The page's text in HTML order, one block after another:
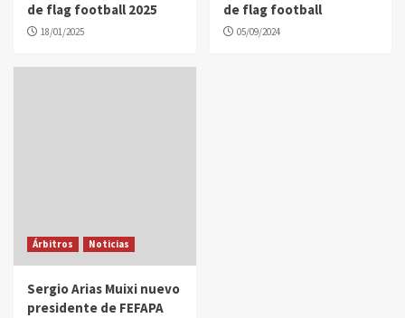
de flag football 2025
18/01/2025
de flag football
05/09/2024
Árbitros Noticias
Sergio Arias Muixi nuevo
presidente de FEFAPA